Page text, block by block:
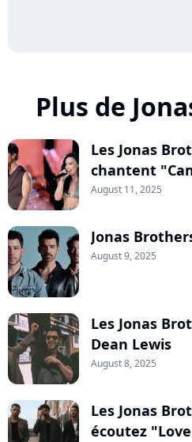
Plus de
Les Jonas
chantent
August 11, 2025
Jonas
August 9, 2025
Les Jonas
Dean Lewis
August 8, 2025
Les Jonas
écoutez